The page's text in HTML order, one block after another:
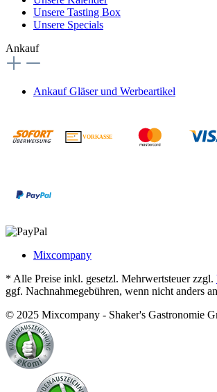
Unsere Tasting Box
Unsere Specials
Ankauf
Ankauf Gläser und Werbeartikel
VORKASSE
Mixcompany
* Alle Preise inkl. gesetzl. Mehrwertsteuer zzgl.
ggf. Nachnahmegebühren, wenn nicht anders
© 2025 Mixcompany - Shaker's Gastronomie